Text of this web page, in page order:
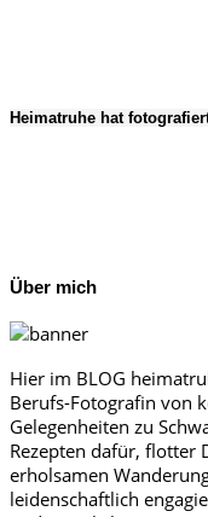
Heimatruhe hat
Über mich
Hier im BLOG
Berufs-Fotografin von
Gelegenheiten zu
Rezepten dafür, flotter
erholsamen
leidenschaftlich